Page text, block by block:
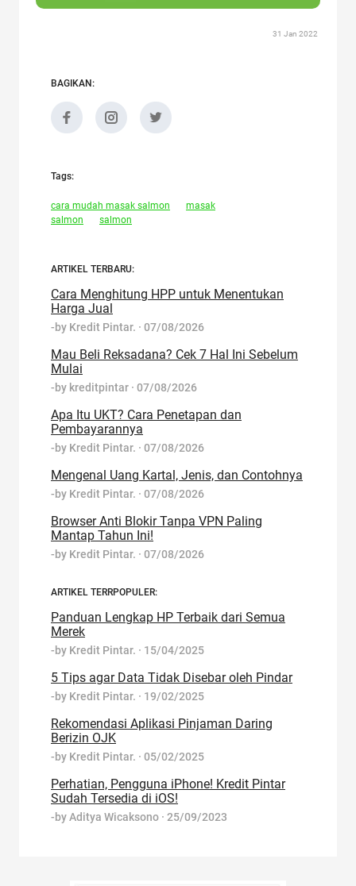
31 Jan 2022
BAGIKAN:
Tags:
cara mudah masak salmon
masak
salmon
salmon
ARTIKEL TERBARU:
Cara Menghitung HPP untuk Menentukan
Harga Jual
-by Kredit Pintar. · 07/08/2026
Mau Beli Reksadana? Cek 7 Hal Ini Sebelum
Mulai
-by kreditpintar · 07/08/2026
Apa Itu UKT? Cara Penetapan dan
Pembayarannya
-by Kredit Pintar. · 07/08/2026
Mengenal Uang Kartal, Jenis, dan Contohnya
-by Kredit Pintar. · 07/08/2026
Browser Anti Blokir Tanpa VPN Paling
Mantap Tahun Ini!
-by Kredit Pintar. · 07/08/2026
ARTIKEL TERRPOPULER:
Panduan Lengkap HP Terbaik dari Semua
Merek
-by Kredit Pintar. · 15/04/2025
5 Tips agar Data Tidak Disebar oleh Pindar
-by Kredit Pintar. · 19/02/2025
Rekomendasi Aplikasi Pinjaman Daring
Berizin OJK
-by Kredit Pintar. · 05/02/2025
Perhatian, Pengguna iPhone! Kredit Pintar
Sudah Tersedia di iOS!
-byAditya Wicaksono · 25/09/2023